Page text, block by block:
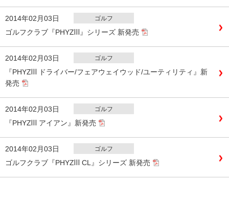
2014年02月03日 ゴルフ
ゴルフクラブ『PHYZⅢ』シリーズ 新発売
2014年02月03日 ゴルフ
『PHYZⅢ ドライバー/フェアウェイウッド/ユーティリティ』新
発売
2014年02月03日 ゴルフ
『PHYZⅢ アイアン』新発売
2014年02月03日 ゴルフ
ゴルフクラブ『PHYZⅢ CL』シリーズ 新発売